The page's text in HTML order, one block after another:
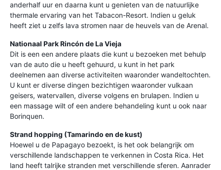
anderhalf uur en daarna kunt u genieten van de natuurlijke
thermale ervaring van het Tabacon-Resort. Indien u geluk
heeft ziet u zelfs lava stromen naar de heuvels van de Arenal.
Nationaal Park Rincón de La Vieja
Dit is een een andere plaats die kunt u bezoeken met behulp
van de auto die u heeft gehuurd, u kunt in het park
deelnemen aan diverse activiteiten waaronder wandeltochten.
U kunt er diverse dingen bezichtigen waaronder vulkaan
geisers, watervallen, diverse volgens en brulapen. Indien u
een massage wilt of een andere behandeling kunt u ook naar
Borinquen.
Strand hopping (Tamarindo en de kust)
Hoewel u de Papagayo bezoekt, is het ook belangrijk om
verschillende landschappen te verkennen in Costa Rica. Het
land heeft talrijke stranden met verschillende sferen. Aanrader